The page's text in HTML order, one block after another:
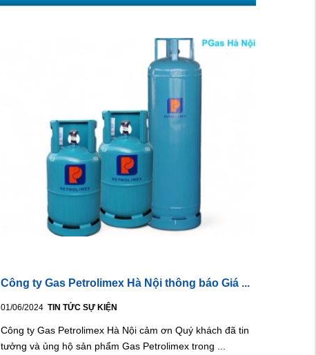
Công ty Gas Petrolimex Hà Nội thông báo Giá ...
01/06/2024 TIN TỨC SỰ KIỆN
Công ty Gas Petrolimex Hà Nội cảm ơn Quý khách đã tin
tưởng và ủng hộ sản phẩm Gas Petrolimex trong ...